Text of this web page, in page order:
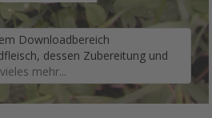
Downloadbereich
dessen Zubereitung und
vieles mehr...